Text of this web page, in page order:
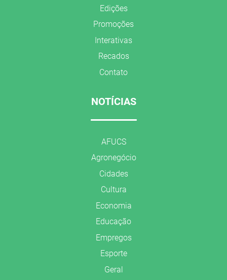
Edições
Promoções
Interativas
Recados
Contato
NOTÍCIAS
AFUCS
Agronegócio
Cidades
Cultura
Economia
Educação
Empregos
Esporte
Geral